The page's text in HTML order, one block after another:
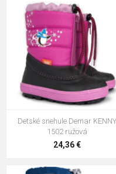
Detské snehule Demar KENNY
1502 ružová
24,36 €